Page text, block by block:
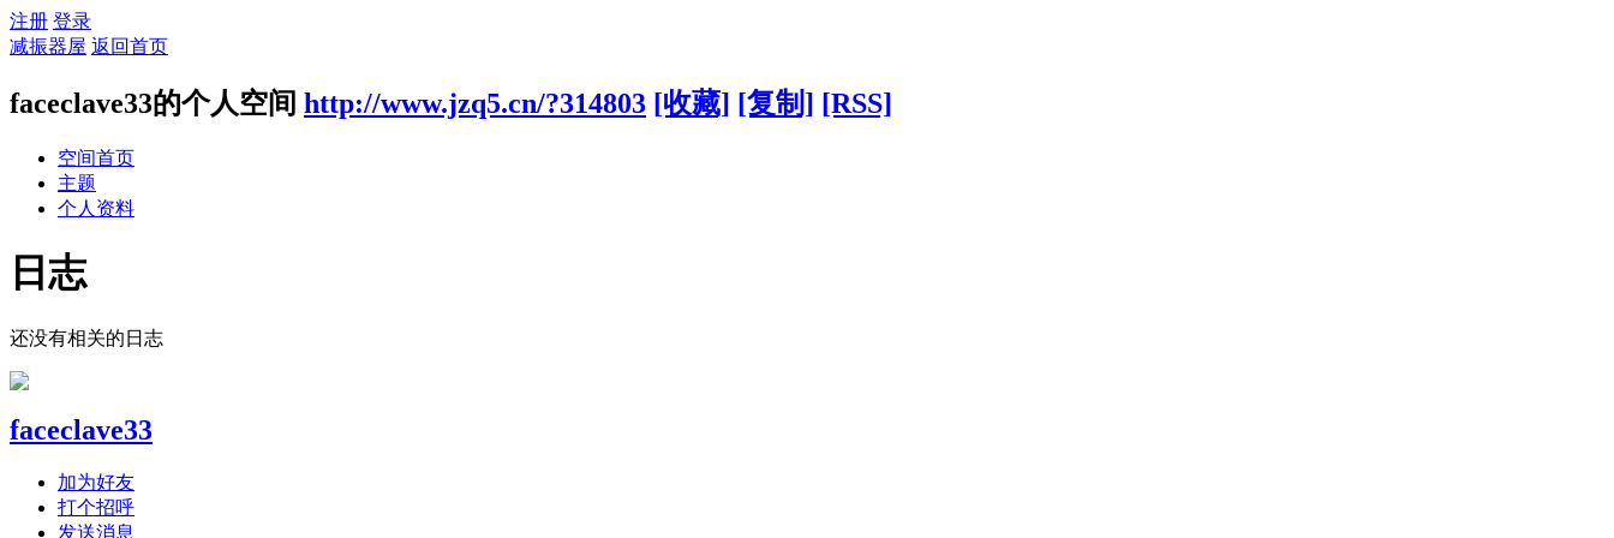
注册 登录
减振器屋 返回首页
faceclave33的个人空间 http://www.jzq5.cn/?314803 [收藏] [复制] [RSS]
空间首页
主题
个人资料
日志
还没有相关的日志
faceclave33
加为好友
打个招呼
发送消息